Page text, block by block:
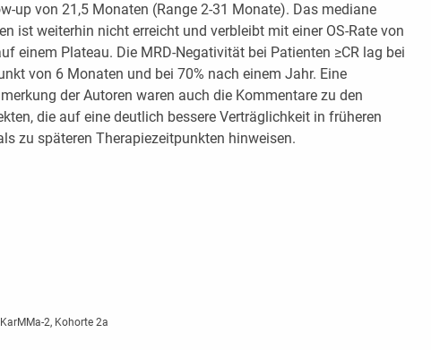
up von 21,5 Monaten (Range 2-31 Monate). Das mediane
ist weiterhin nicht erreicht und verbleibt mit einer OS-Rate von
einem Plateau. Die MRD-Negativität bei Patienten ≥CR lag bei
von 6 Monaten und bei 70% nach einem Jahr. Eine
der Autoren waren auch die Kommentare zu den
die auf eine deutlich bessere Verträglichkeit in früheren
zu späteren Therapiezeitpunkten hinweisen.
KarMMa-2, Kohorte 2a